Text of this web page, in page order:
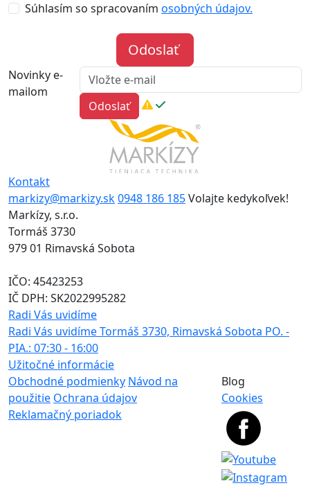
Súhlasím so spracovaním osobných údajov.
Odoslať
Novinky e-
mailom
Odoslať
Kontakt
markizy@markizy.sk0948 186 185Volajte kedykoľvek!
Markízy, s.r.o.
Tormáš 3730
979 01 Rimavská Sobota
IČO: 45423253
IČ DPH: SK2022995282
Radi Vás uvidíme
Radi Vás uvidímeTormáš 3730, Rimavská Sobota PO. -
PIA.: 07:30 - 16:00
Užitočné informácie
Obchodné podmienky Návod na
použitie Ochrana údajov
Reklamačný poriadok
Blog
Cookies